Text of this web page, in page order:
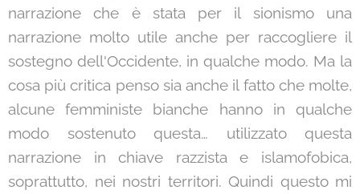
narrazione che è stata per il sionismo una
narrazione molto utile anche per raccogliere il
sostegno dell'Occidente, in qualche modo. Ma la
cosa più critica penso sia anche il fatto che molte,
alcune femministe bianche hanno in qualche
modo sostenuto questa… utilizzato questa
narrazione in chiave razzista e islamofobica,
soprattutto, nei nostri territori. Quindi questo mi